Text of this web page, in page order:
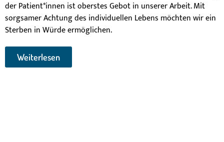
der Patient*innen ist oberstes Gebot in unserer Arbeit. Mit
sorgsamer Achtung des individuellen Lebens möchten wir ein
Sterben in Würde ermöglichen.
Weiterlesen